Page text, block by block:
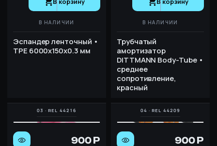
В НАЛИЧИИ
Эспандер ленточный •
TPE 6000х150х0.3 мм
В НАЛИЧИИ
Трубчатый
амортизатор
DITTMANN Body-Tube •
среднее
сопротивление,
красный
900 Р 900 Р